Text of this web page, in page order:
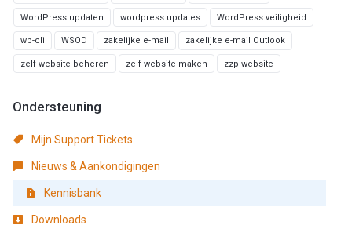
WordPress updaten wordpress updates WordPress veiligheid
wp-cli WSOD zakelijke e-mail zakelijke e-mail Outlook
zelf website beheren zelf website maken zzp website
Ondersteuning
Mijn Support Tickets
Nieuws & Aankondigingen
Kennisbank
Downloads